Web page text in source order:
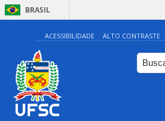
BRASIL
ACESSIBILIDADE ALTO CONTRASTE